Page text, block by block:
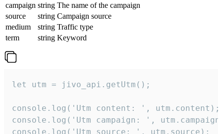
campaign string The name of the campaign
source
string Campaign source
medium
string Traffic type
term
string Keyword
let utm = jivo_api.getUtm();
console.log('Utm content: ', utm.content);
console.log('Utm campaign: ',
console.log('Utm source: ', utm.source);